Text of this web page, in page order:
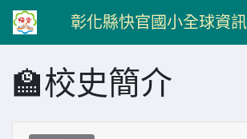
彰化縣快官國小全球資
🏫校史簡介